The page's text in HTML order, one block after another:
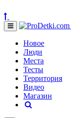
Новое
Люди
Места
Тесты
Территория
Видео
Магазин